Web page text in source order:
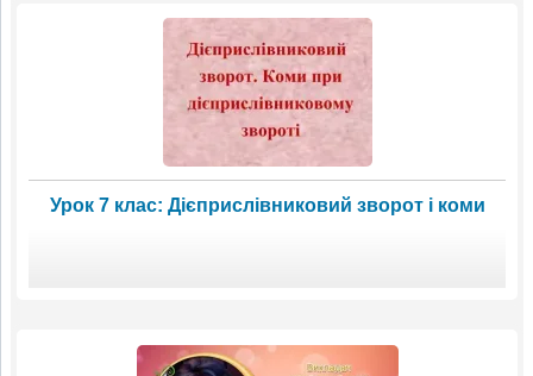
Урок 7 клас: Дієприслівниковий зворот і коми